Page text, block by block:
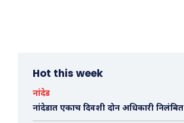
Hot this week
नांदेड
नांदेडात एकाच दिवशी दोन अधिकारी निलंबित